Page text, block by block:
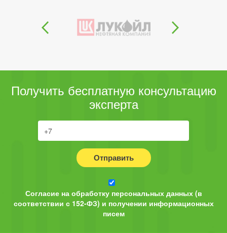
Получить бесплатную консультацию
эксперта
Отправить
Согласие на обработку персональных данных (в
соответствии с 152-ФЗ) и получении информационных
писем